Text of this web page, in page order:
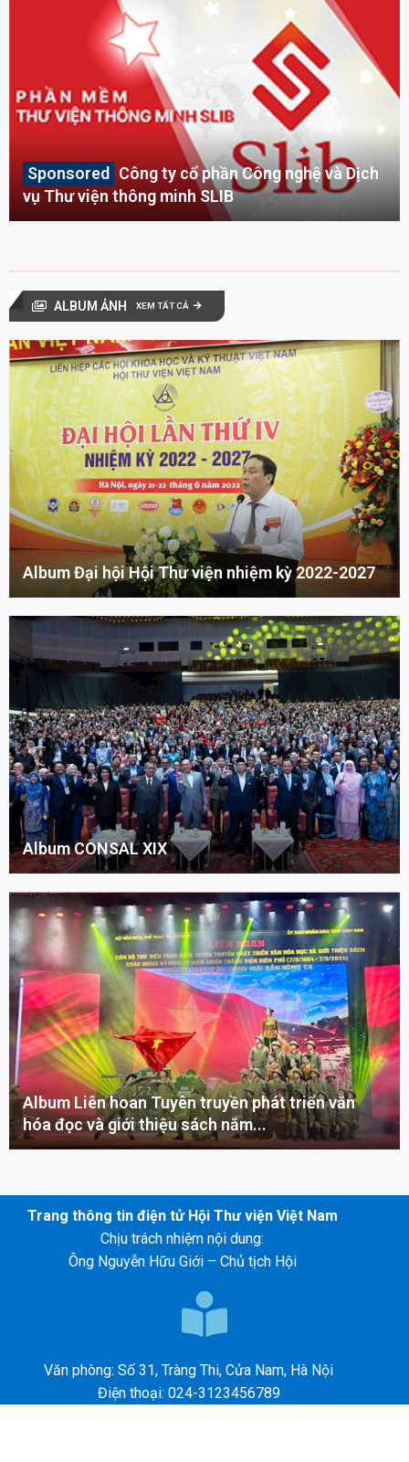
Công ty cổ phần Công nghệ và Dịch
vụ Thư viện thông minh SLIB
ALBUM ẢNH XEM TẤT CẢ
Album Đại hội Hội Thư viện nhiệm kỳ 2022-2027
Album CONSAL XIX
Album Liên hoan Tuyên truyền phát triển văn
hóa đọc và giới thiệu sách năm...
Trang thông tin điện tử Hội Thư viện Việt Nam
Chịu trách nhiệm nội dung:
Ông Nguyễn Hữu Giới – Chủ tịch Hội
Văn phòng: Số 31, Tràng Thi, Cửa Nam, Hà Nội
Điện thoại: 024-3123456789